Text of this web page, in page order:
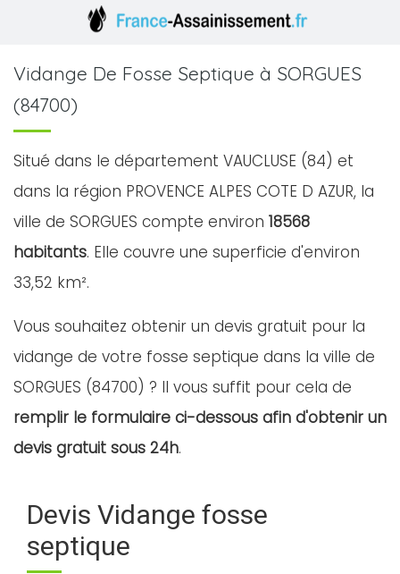
Vidange De Fosse Septique à SORGUES
(84700)
Situé dans le département VAUCLUSE (84) et
dans la région PROVENCE ALPES COTE D AZUR, la
ville de SORGUES compte environ 18568
habitants. Elle couvre une superficie d'environ
33,52 km².
Vous souhaitez obtenir un devis gratuit pour la
vidange de votre fosse septique dans la ville de
SORGUES (84700) ? Il vous suffit pour cela de
remplir le formulaire ci-dessous afin d'obtenir un
devis gratuit sous 24h.
Devis Vidange fosse
septique